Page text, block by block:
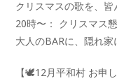
クリスマスの歌を、皆
20時〜： クリスマス
大人のBARに、隠れ家
【🕊12月平和村 お申